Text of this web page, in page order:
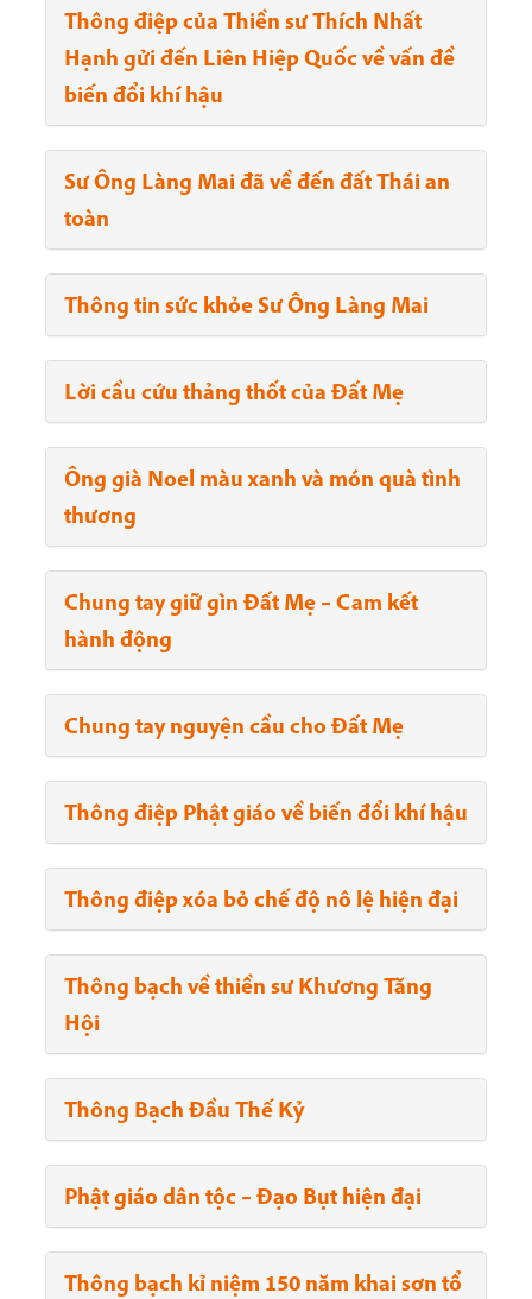
Thông điệp của Thiền sư Thích Nhất
Hạnh gửi đến Liên Hiệp Quốc về vấn đề
biến đổi khí hậu
Sư Ông Làng Mai đã về đến đất Thái an
toàn
Thông tin sức khỏe Sư Ông Làng Mai
Lời cầu cứu thảng thốt của Đất Mẹ
Ông già Noel màu xanh và món quà tình
thương
Chung tay giữ gìn Đất Mẹ – Cam kết
hành động
Chung tay nguyện cầu cho Đất Mẹ
Thông điệp Phật giáo về biến đổi khí hậu
Thông điệp xóa bỏ chế độ nô lệ hiện đại
Thông bạch về thiền sư Khương Tăng
Hội
Thông Bạch Đầu Thế Kỷ
Phật giáo dân tộc – Đạo Bụt hiện đại
Thông bạch kỉ niệm 150 năm khai sơn tổ